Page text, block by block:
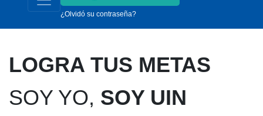
¿Olvidó su contraseña?
LOGRA TUS METAS
SOY YO, SOY UIN